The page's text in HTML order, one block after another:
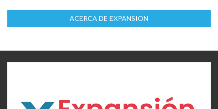
ACERCA DE EXPANSION